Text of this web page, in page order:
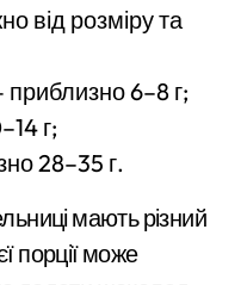
від розміру та
приблизно 6–8 г;
г;
28–35 г.
мають різний
порції може